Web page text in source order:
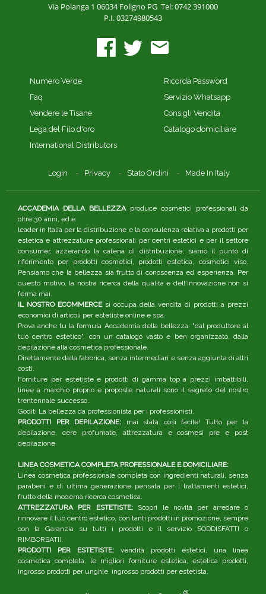
Via Polanga 1 06034 Foligno PG Tel: 0742 391000
P.I. 03274980543
Numero Verde
Faq
Vendere le Tisane
Lega del Filo d'oro
International Distributors
Ricorda Password
Servizio Whatsapp
Consigli Vendita
Catalogo domiciliare
Login Privacy Stato Ordini Made In Italy
ACCADEMIA DELLA BELLEZZAproduce cosmetici professionali da
oltre 30 anni, ed è
leader in Italia per la distribuzione e la consulenza relativa a prodotti per
estetica e attrezzature professionali per centri estetici e per il settore
consumer, azzerando la catena di distribuzione: siamo il punto di
riferimento per prodotti cosmetici, prodotti estetica, cosmetici viso.
Pensiamo che la bellezza sia frutto di conoscenza ed esperienza. Per
questo motivo, la nostra ricerca della qualità e dell'innovazione non si
ferma mai.
IL NOSTRO ECOMMERCEsi occupa della vendita di prodotti a prezzi
economici di articoli per estetiste online e spa.
Prova anche tu la formula Accademia della bellezza: "dal produttore al
tuo centro estetico", con un catalogo vasto e ben organizzato, dalla
depilazione alla cosmetica professionale.
Direttamente dalla fabbrica, senza intermediari e senza aggiunta di altri
costi.
Forniture per estetiste e prodotti di gamma top a prezzi imbattibili,
linee a marchio proprio e proposte naturali sono il segreto del nostro
trentennale successo.
Goditi La bellezza da professionista per i professionisti.
PRODOTTI PER DEPILAZIONE: mai stata così facile! Tutto per la
depilazione, cere profumate, attrezzatura e cosmesi pre e post
depilazione.
LINEA COSMETICA COMPLETA PROFESSIONALE E DOMICILIARE:
Linea cosmetica professionale completa con ingredienti naturali, senza
parabeni e di ultima generazione pensata per i trattamenti estetici,
frutto della moderna ricerca cosmetica.
ATTREZZATURA PER ESTETISTE:Scopri le novità per arredare o
rinnovare il tuo centro estetico, con tanti prodotti in promozione, sempre
con la Garanzia su tutti i prodotti e il servizio SODDISFATTI o
RIMBORSATI).
PRODOTTI PER ESTETISTE: vendita prodotti estetici, una linea
cosmetica completa, le migliori forniture estetica, estetica prodotti,
ingrosso prodotti per unghie, ingrosso prodotti per estetista.